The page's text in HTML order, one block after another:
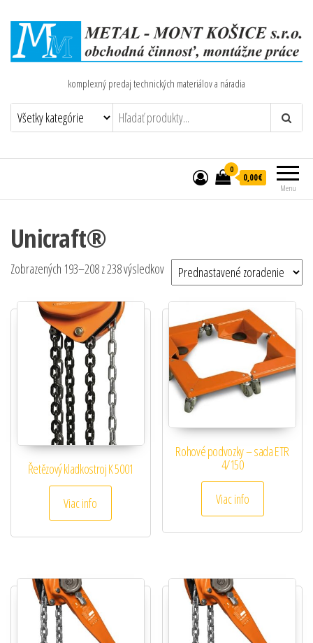
komplexný predaj technických materiálov a náradia
Menu
0
0,00€
Unicraft®
Zobrazených 193–208 z 238 výsledkov
Řetězový kladkostroj K 5001
Viac info
Rohové podvozky – sada ETR
4/150
Viac info